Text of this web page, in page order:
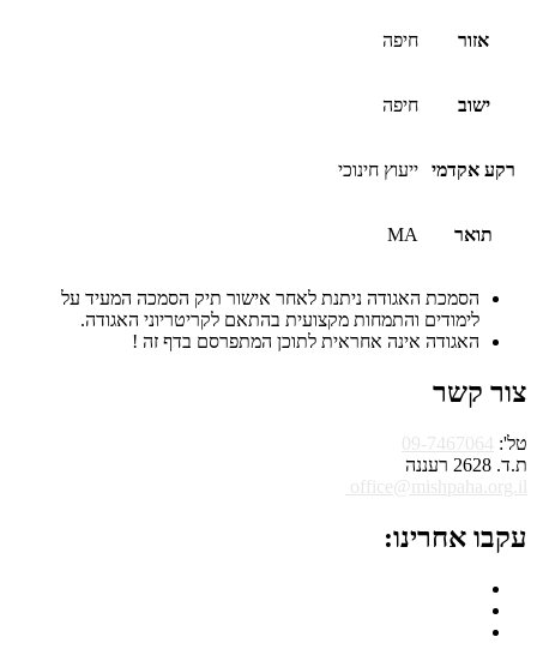
אזור חיפה
ישוב חיפה
רקע אקדמי ייעוץ חינוכי
תואר MA
הסמכת האגודה ניתנת לאחר אישור תיק הסמכה המעיד על
לימודים והתמחות מקצועית בהתאם לקריטריוני האגודה.
האגודה אינה אחראית לתוכן המתפרסם בדף זה !
צור קשר
טל': 09-7467064
ת.ד. 2628 רעננה
office@mishpaha.org.il
עקבו אחרינו: